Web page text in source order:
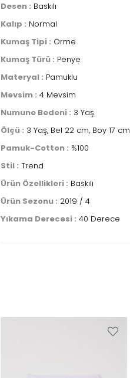
Desen : Baskılı
Kalıp : Normal
Kumaş Tipi : Örme
Kumaş Türü : Penye
Materyal : Pamuklu
Mevsim : 4 Mevsim
Numune Bedeni : 3 Yaş
Ölçü : 3 Yaş, Bel 22 cm, Boy 17 cm
Pamuk-Cotton : %100
Stil : Trend
Ürün Özellikleri : Baskılı
Ürün Sezonu : 2019 / 4
Yıkama Derecesi : 40 Derece